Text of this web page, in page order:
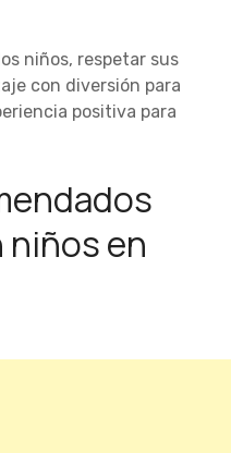
niños, respetar sus
con diversión para
positiva para
niños en